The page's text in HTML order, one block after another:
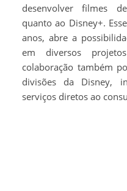
desenvolver filmes
quanto ao Disney+.
anos, abre a
em diversos
colaboração também
divisões da Disney,
serviços diretos ao